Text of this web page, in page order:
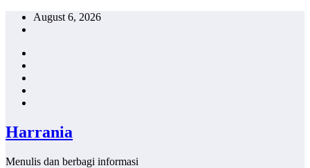
Skip
August 6, 2026
Harrania
Menulis dan berbagi informasi